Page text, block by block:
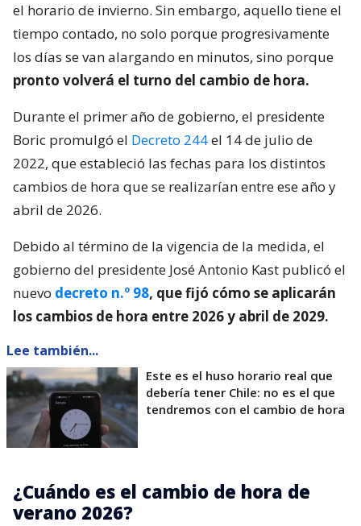
el horario de invierno. Sin embargo, aquello tiene el
tiempo contado, no solo porque progresivamente
los días se van alargando en minutos, sino porque
pronto volverá el turno del cambio de hora.
Durante el primer año de gobierno, el presidente
Boric promulgó el Decreto 244el 14 de julio de
2022, que estableció las fechas para los distintos
cambios de hora que se realizarían entre ese año y
abril de 2026.
Debido al término de la vigencia de la medida, el
gobierno del presidente José Antonio Kast publicó el
nuevo decreto n.º 98, que fijó cómo se aplicarán
los cambios de hora entre 2026 y abril de 2029.
Lee también...
Este es el huso horario real que
debería tener Chile: no es el que
tendremos con el cambio de hora
¿Cuándo es el cambio de hora de
verano 2026?